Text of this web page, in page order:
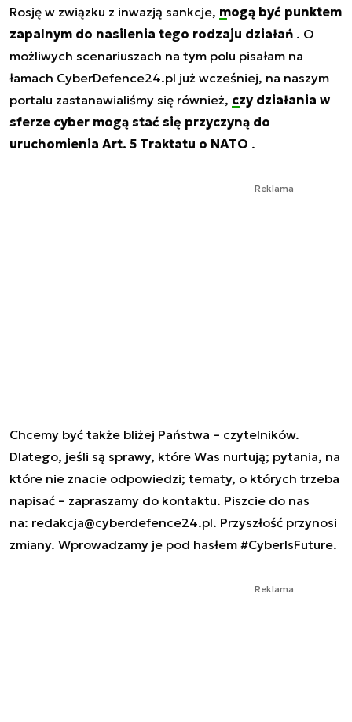
Rosję w związku z inwazją sankcje, mogą być punktem
zapalnym do nasilenia tego rodzaju działań . O
możliwych scenariuszach na tym polu pisałam na
łamach CyberDefence24.pl już wcześniej, na naszym
portalu zastanawialiśmy się również, czy działania w
sferze cyber mogą stać się przyczyną do
uruchomienia Art. 5 Traktatu o NATO .
Reklama
Chcemy być także bliżej Państwa – czytelników.
Dlatego, jeśli są sprawy, które Was nurtują; pytania, na
które nie znacie odpowiedzi; tematy, o których trzeba
napisać – zapraszamy do kontaktu. Piszcie do nas
na: redakcja@cyberdefence24.pl. Przyszłość przynosi
zmiany. Wprowadzamy je pod hasłem #CyberIsFuture.
Reklama